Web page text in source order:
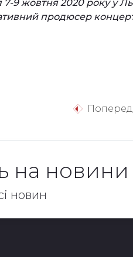
7-9 жовтня 2020 року у
продюсер
на новини
новин